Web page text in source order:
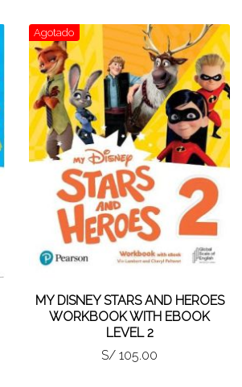
Agotado
MY DISNEY STARS AND HEROES
WORKBOOK WITH EBOOK
LEVEL 2
S/ 105.00